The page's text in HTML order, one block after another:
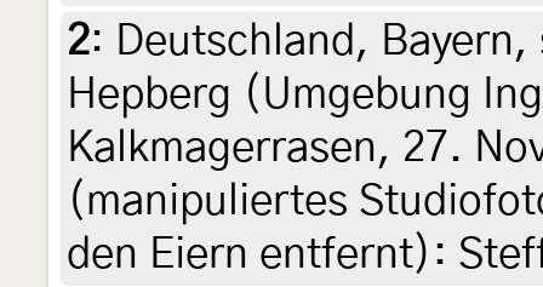
2: Deutschland,
Hepberg (Umgebung
Kalkmagerrasen, 27.
(manipuliertes
den Eiern entfernt):